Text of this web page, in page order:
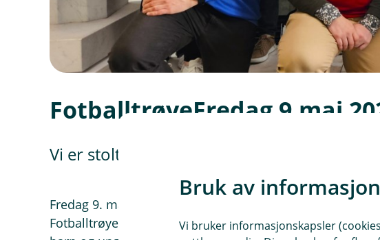
FotballtrøyeFredag 9.mai
Vi er stolt sølvsponsor i 2025 i kampen mot
Fredag 9. mai inviterer vi, sammen med
FotballtrøyeFredag. Denne dagen tar vi på oss
Bruk av
Vi bruker informasjonskapsler